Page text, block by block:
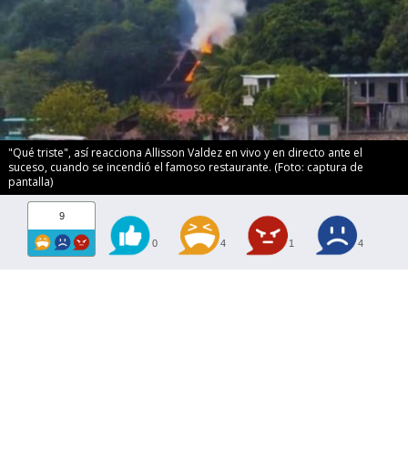
"Qué triste", así reacciona Allisson Valdez en vivo y en directo ante el
suceso, cuando se incendió el famoso restaurante. (Foto: captura de
pantalla)
9
0 4 1 4